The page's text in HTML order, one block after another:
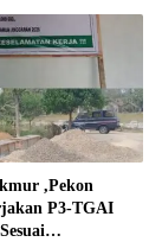
,Pekon
P3-TGAI